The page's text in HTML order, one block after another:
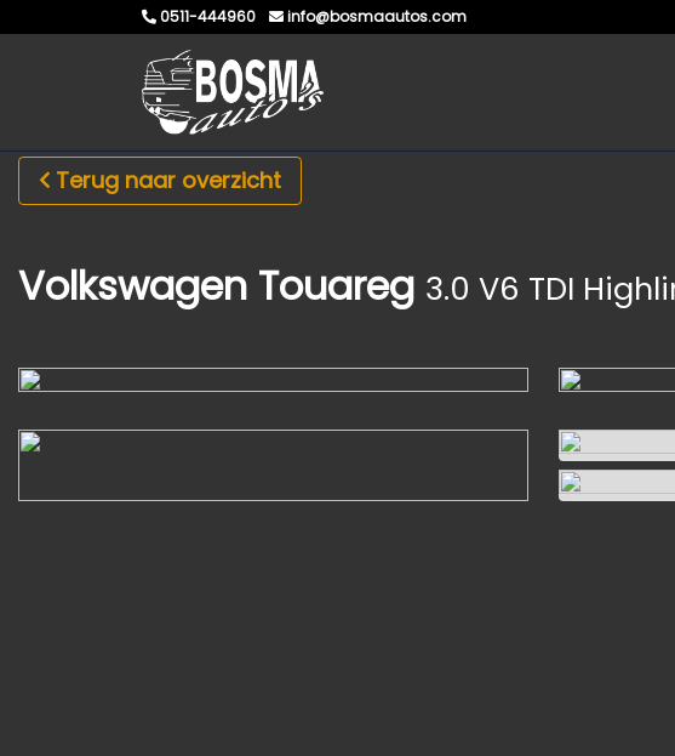
0511-444960 info@bosmaautos.com
Terug naar overzicht
Volkswagen Touareg 3.0 V6 TDI